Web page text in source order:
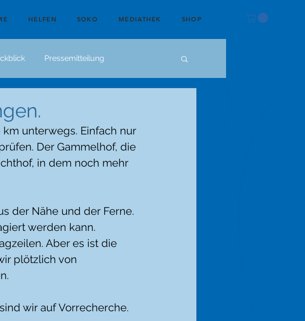
HELFEN SOKO MEDIATHEK SHOP
Pressemitteilung
unterwegs. Einfach nur
Der Gammelhof, die
in dem noch mehr
der Nähe und der Ferne.
werden kann.
Aber es ist die
plötzlich von
wir auf Vorrecherche.